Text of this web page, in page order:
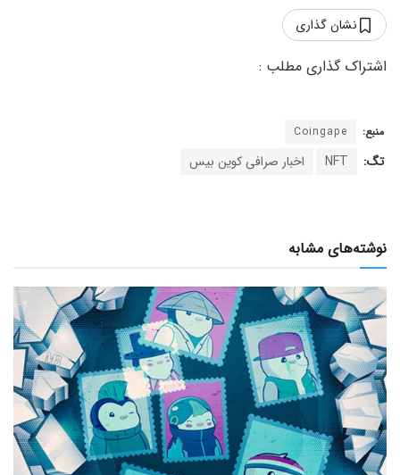
نشان گذاری
منبع: Coingape
تگ: NFT اخبار صرافی کوین بیس
نوشته‌های مشابه